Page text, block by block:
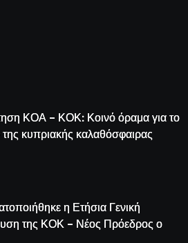
ΚΟΑ – ΚΟΚ: Κοινό όραμα για το
της κυπριακής καλαθόσφαιρας
η Ετήσια Γενική
της ΚΟΚ – Νέος Πρόεδρος ο